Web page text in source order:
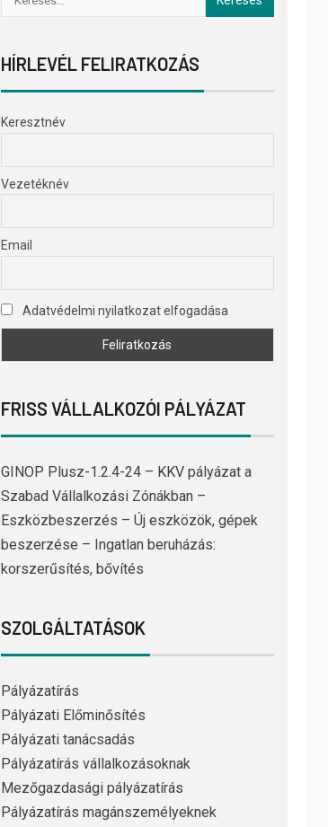
HÍRLEVÉL FELIRATKOZÁS
Keresztnév
Vezetéknév
Email
Adatvédelmi nyilatkozat elfogadása
FRISS VÁLLALKOZÓI PÁLYÁZAT
GINOP Plusz-1.2.4-24 – KKV pályázat a
Szabad Vállalkozási Zónákban –
Eszközbeszerzés – Új eszközök, gépek
beszerzése – Ingatlan beruházás:
korszerűsítés, bővítés
SZOLGÁLTATÁSOK
Pályázatírás
Pályázati Előminősítés
Pályázati tanácsadás
Pályázatírás vállalkozásoknak
Mezőgazdasági pályázatírás
Pályázatírás magánszemélyeknek